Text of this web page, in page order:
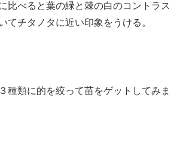
比べると葉の緑と棘の白のコントラス
てチタノタに近い印象をうける。
種類に的を絞って苗をゲットしてみま